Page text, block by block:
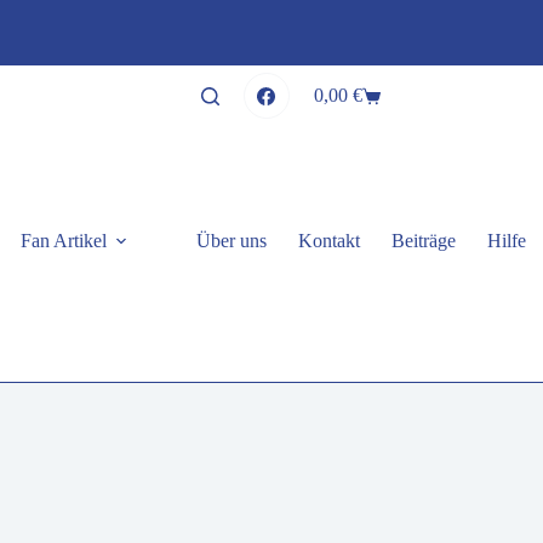
Warenkorb
0,00 €
Fan Artikel Über uns Kontakt Beiträge Hilfe